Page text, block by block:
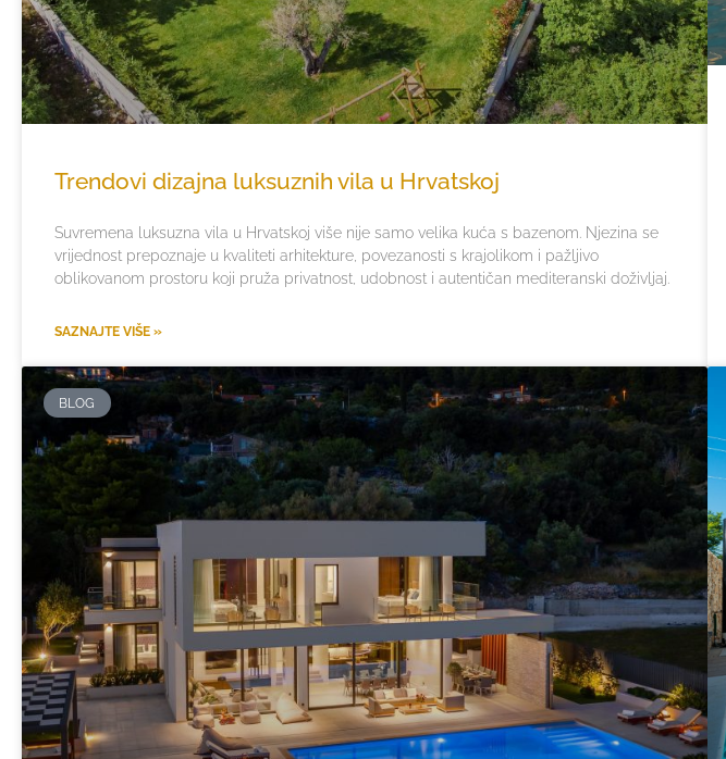
Trendovi dizajna luksuznih vila u Hrvatskoj
Suvremena luksuzna vila u Hrvatskoj više nije samo velika kuća s bazenom. Njezina se
vrijednost prepoznaje u kvaliteti arhitekture, povezanosti s krajolikom i pažljivo
oblikovanom prostoru koji pruža privatnost, udobnost i autentičan mediteranski doživljaj.
SAZNAJTE VIŠE »
BLOG